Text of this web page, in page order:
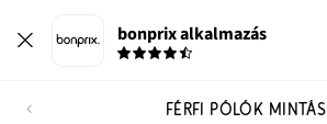
bonprix alkalmazás
FÉRFI PÓLÓK MINTÁS